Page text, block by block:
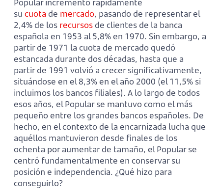
su cuota de mercado, pasando de representar el
2,4% de los recursos de clientes de la banca
española en 1953 al 5,8% en 1970. Sin embargo, a
partir de 1971 la cuota de mercado quedó
estancada durante dos décadas, hasta que a
partir de 1991 volvió a crecer significativamente,
situándose en el 8,3% en el año 2000 (el 11,5% si
incluimos los bancos filiales). A lo largo de todos
esos años, el Popular se mantuvo como el más
pequeño entre los grandes bancos españoles. De
hecho, en el contexto de la encarnizada lucha que
aquéllos mantuvieron desde finales de los
ochenta por aumentar de tamaño, el Popular se
centró fundamentalmente en conservar su
posición e independencia. ¿Qué hizo para
conseguirlo?